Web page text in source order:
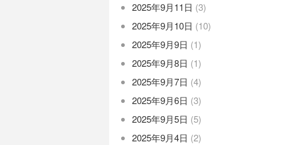
2025年9月11日 (3)
2025年9月10日 (10)
2025年9月9日 (1)
2025年9月8日 (1)
2025年9月7日 (4)
2025年9月6日 (3)
2025年9月5日 (5)
2025年9月4日 (2)